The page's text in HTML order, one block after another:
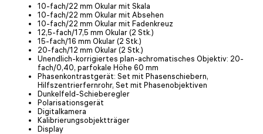
10-fach/22 mm Okular mit Skala
10-fach/22 mm Okular mit Absehen
10-fach/22 mm Okular mit Fadenkreuz
12,5-fach/17,5 mm Okular (2 Stk.)
15-fach/16 mm Okular (2 Stk.)
20-fach/12 mm Okular (2 Stk.)
Unendlich-korrigiertes plan-achromatisches Objektiv: 20-
fach/0,40, parfokale Höhe 60 mm
Phasenkontrastgerät: Set mit Phasenschiebern,
Hilfszentrierfernrohr, Set mit Phasenobjektiven
Dunkelfeld-Schieberegler
Polarisationsgerät
Digitalkamera
Kalibrierungsobjektträger
Display